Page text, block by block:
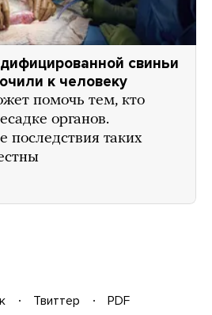
свиньи
к человеку
помочь тем, кто
органов.
последствия таких
Твиттер
PDF